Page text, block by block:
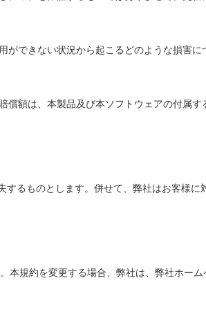
ができない状況から起こるどのような損害に
額は、本製品及び本ソフトウェアの付属す
るものとします。併せて、弊社はお客様に
本規約を変更する場合、弊社は、弊社ホーム